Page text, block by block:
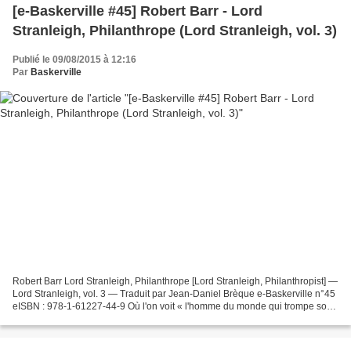
[e-Baskerville #45] Robert Barr - Lord
Stranleigh, Philanthrope (Lord Stranleigh, vol. 3)
Publié le 09/08/2015 à 12:16
Par Baskerville
Robert Barr Lord Stranleigh, Philanthrope [Lord Stranleigh, Philanthropist] —
Lord Stranleigh, vol. 3 — Traduit par Jean-Daniel Brèque e-Baskerville n°45
eISBN : 978-1-61227-44-9 Où l'on voit « l'homme du monde qui trompe son